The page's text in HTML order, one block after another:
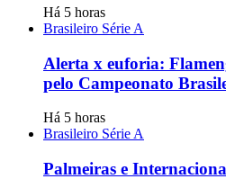
Há 5 horas
Brasileiro Série A
Alerta x euforia:
pelo Campeonato
Há 5 horas
Brasileiro Série A
Palmeiras e